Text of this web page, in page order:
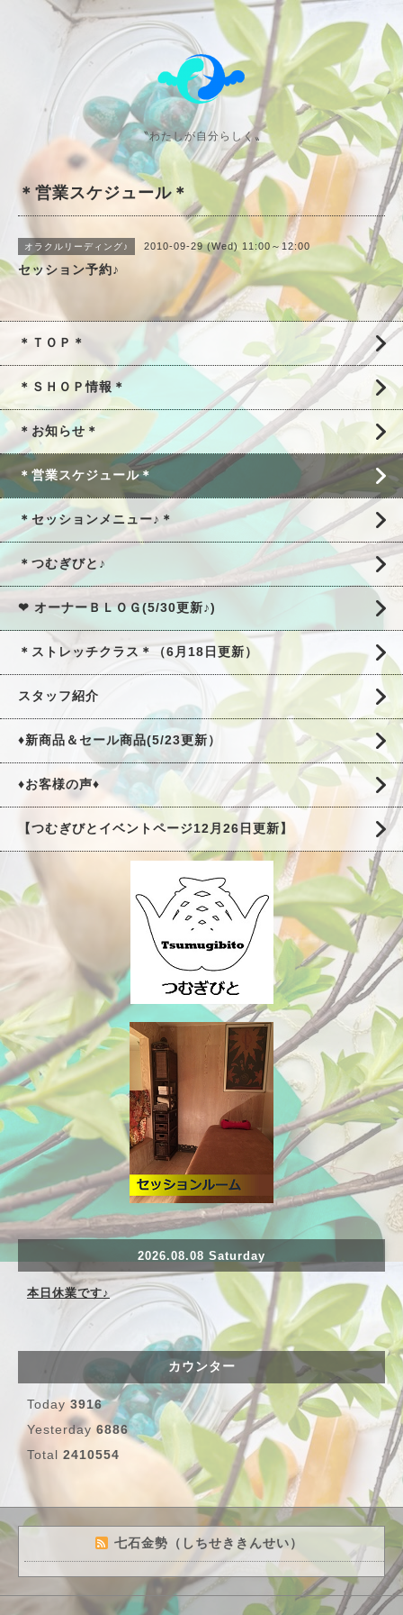
〝わたしが自分らしく〟
＊営業スケジュール＊
オラクルリーディング♪ 2010-09-29 (Wed) 11:00～12:00
セッション予約♪
＊ＴＯＰ＊
＊ＳＨＯＰ情報＊
＊お知らせ＊
＊営業スケジュール＊
＊セッションメニュー♪＊
＊つむぎびと♪
❤ オーナーＢＬＯＧ(5/30更新♪)
＊ストレッチクラス＊（6月18日更新）
スタッフ紹介
♦新商品＆セール商品(5/23更新）
♦お客様の声♦
【つむぎびとイベントページ12月26日更新】
2026.08.08 Saturday
本日休業です♪
カウンター
Today 3916
Yesterday 6886
Total 2410554
七石金勢（しちせききんせい）